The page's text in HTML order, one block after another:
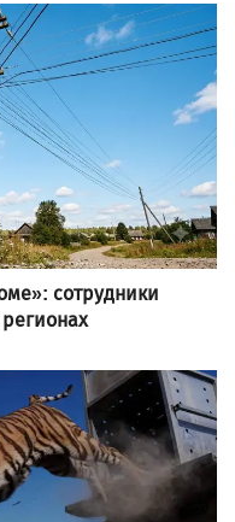
сотрудники